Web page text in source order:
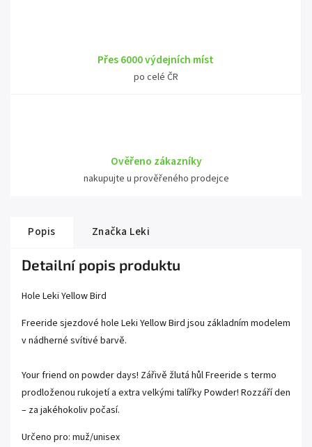
Přes 6000 výdejních míst
po celé ČR
Ověřeno zákazníky
nakupujte u prověřeného prodejce
Popis Značka Leki
Detailní popis produktu
Hole Leki Yellow Bird
Freeride sjezdové hole Leki Yellow Bird jsou základním modelem
v nádherné svítivé barvě.
Your friend on powder days! Zářivě žlutá hůl Freeride s termo
prodloženou rukojetí a extra velkými talířky Powder! Rozzáří den
– za jakéhokoliv počasí.
Určeno pro: muž/unisex